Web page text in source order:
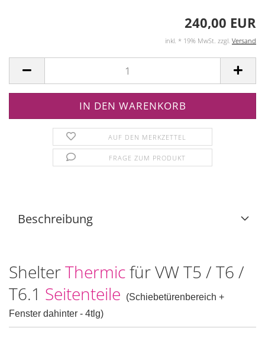
240,00 EUR
inkl. * 19% MwSt. zzgl. Versand
AUF DEN MERKZETTEL
FRAGE ZUM PRODUKT
Beschreibung
ShelterThermicfür VW T5 / T6 /
T6.1 Seitenteile
(Schiebetürenbereich +
Fenster dahinter - 4tlg)